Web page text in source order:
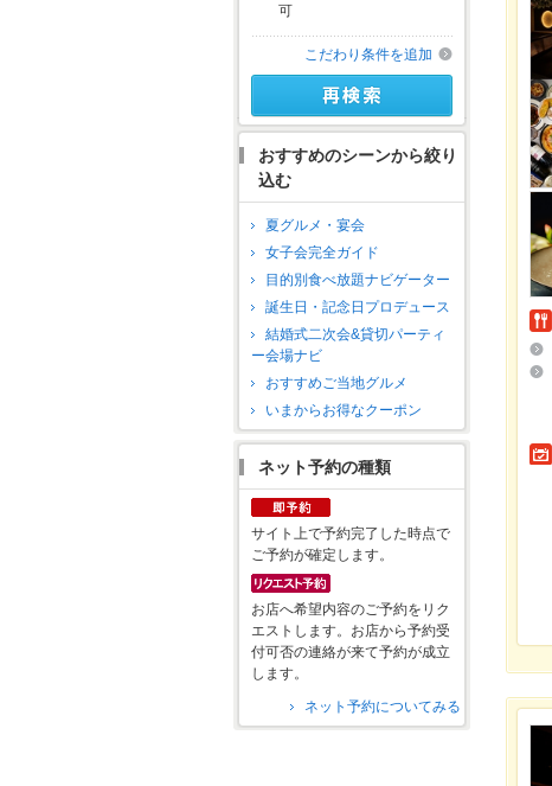
可
こだわり条件を追加
おすすめのシーンから絞り
込む
夏グルメ・宴会
女子会完全ガイド
目的別食べ放題ナビゲーター
誕生日・記念日プロデュース
結婚式二次会&貸切パーティ
ー会場ナビ
おすすめご当地グルメ
いまからお得なクーポン
ネット予約の種類
サイト上で予約完了した時点で
ご予約が確定します。
お店へ希望内容のご予約をリク
エストします。お店から予約受
付可否の連絡が来て予約が成立
します。
ネット予約についてみる